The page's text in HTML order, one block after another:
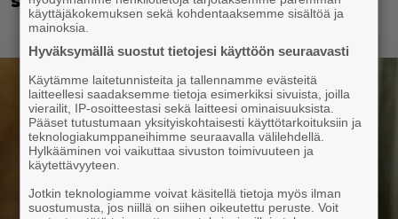
käyttäjäkokemuksen sekä kohdentaaksemme sisältöä ja
mainoksia.
Hyväksymällä suostut tietojesi käyttöön seuraavasti
Käytämme laitetunnisteita ja tallennamme evästeitä
laitteellesi saadaksemme tietoja esimerkiksi sivuista, joilla
vierailit, IP-osoitteestasi sekä laitteesi ominaisuuksista.
Pääset tutustumaan yksityiskohtaisesti käyttötarkoituksiin ja
teknologiakumppaneihimme seuraavalla välilehdellä.
Hylkääminen voi vaikuttaa sivuston toimivuuteen ja
käytettävyyteen.
Jotkin teknologiamme voivat käsitellä tietoja myös ilman
suostumusta, jos niillä on siihen oikeutettu peruste. Voit